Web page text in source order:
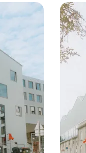
nearby